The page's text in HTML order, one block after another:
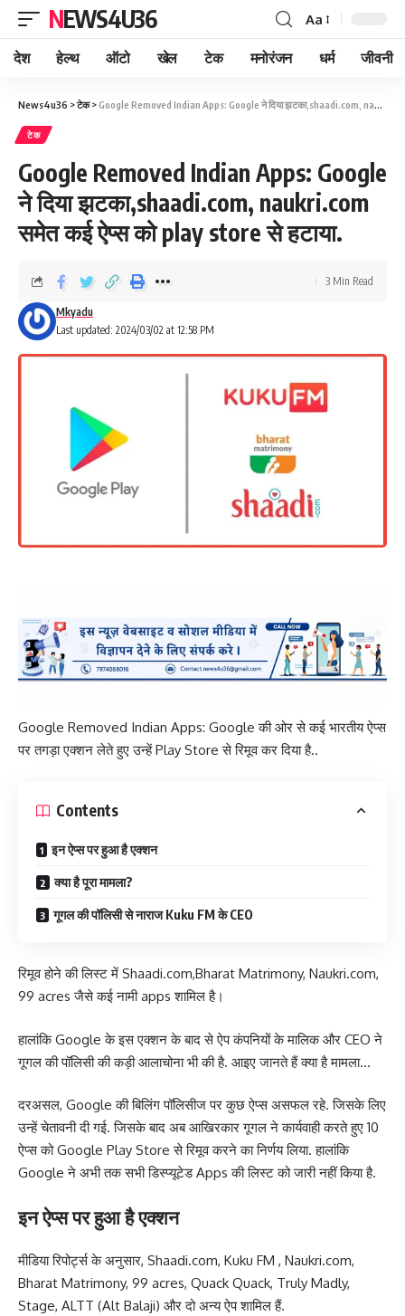
NEWS4U36 Aa
देश हेल्थ ऑटो खेल टेक मनोरंजन धर्म जीवनी
News4u36 >टेक>Google Removed Indian Apps: Google ने दिया झटका,shaadi.com, naukri.com समेत कई ऐप्स को play store से हटाया.
टेक
Google Removed Indian Apps: Google
ने दिया झटका,shaadi.com, naukri.com
समेत कई ऐप्स को play store से हटाया.
Last updated: 2024/03/02 at 12:58 PM
Mkyadu
3 Min Read
Google Removed Indian Apps: Google की ओर से कई भारतीय ऐप्स
पर तगड़ा एक्शन लेते हुए उन्हें Play Store से रिमूव कर दिया है..
Contents
इन ऐप्स पर हुआ है एक्शन
क्या है पूरा मामला?
गूगल की पॉलिसी से नाराज Kuku FM के CEO
रिमूव होने की लिस्ट में Shaadi.com,Bharat Matrimony, Naukri.com,
99 acres जैसे कई नामी apps शामिल है।
हालांकि Google के इस एक्शन के बाद से ऐप कंपनियों के मालिक और CEO ने
गूगल की पॉलिसी की कड़ी आलाचोना भी की है. आइए जानते हैं क्या है मामला…
दरअसल, Google की बिलिंग पॉलिसीज पर कुछ ऐप्स असफल रहे. जिसके लिए
उन्हें चेतावनी दी गई. जिसके बाद अब आखिरकार गूगल ने कार्यवाही करते हुए 10
ऐप्स को Google Play Store से रिमूव करने का निर्णय लिया. हालांकि
Google ने अभी तक सभी डिस्प्यूटेड Apps की लिस्ट को जारी नहीं किया है.
इन ऐप्स पर हुआ है एक्शन
मीडिया रिपोर्ट्स के अनुसार, Shaadi.com, Kuku FM , Naukri.com,
Bharat Matrimony, 99 acres, Quack Quack, Truly Madly,
Stage, ALTT (Alt Balaji) और दो अन्य ऐप शामिल हैं.